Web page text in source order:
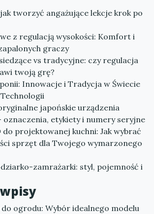
tworzyć angażujące lekcje krok po
z regulacją wysokości: Komfort i
graczy
vs tradycyjne: czy regulacja
twoją grę?
Innowacje i Tradycja w Świecie
japońskie urządzenia
etykiety i numery seryjne
do projektowanej kuchni: Jak wybrać
sprzęt dla Twojego wymarzonego
zamrażarki: styl, pojemność i
ogrodu: Wybór idealnego modelu